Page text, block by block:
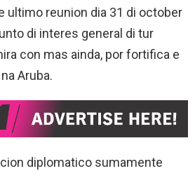
ultimo reunion dia 31 di october
di interes general di tur
con mas ainda, por fortifica e
Aruba.
diplomatico sumamente